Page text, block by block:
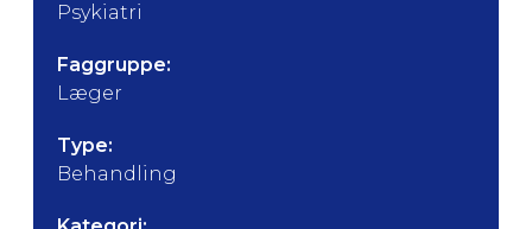
Psykiatri
Faggruppe:
Læger
Type:
Behandling